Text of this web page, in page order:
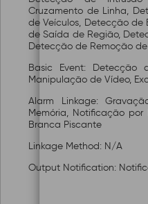
Cruzamento de Linha,
de Veículos, Detecção de
de Saída de Região,
Detecção de Remoção
Basic Event: Detecção
Manipulação de Vídeo,
Alarm Linkage:
Memória, Notificação por
Branca Piscante
Linkage Method: N/A
Output Notification: